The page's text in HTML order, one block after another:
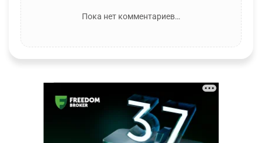
Пока нет комментариев…